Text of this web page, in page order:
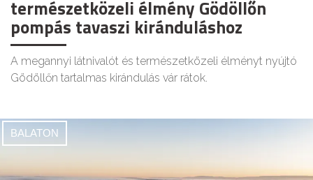
természetközeli élmény Gödöllőn
pompás tavaszi kiránduláshoz
A megannyi látnivalót és természetközeli élményt nyújtó
Gödöllőn tartalmas kirándulás vár rátok.
BALATON